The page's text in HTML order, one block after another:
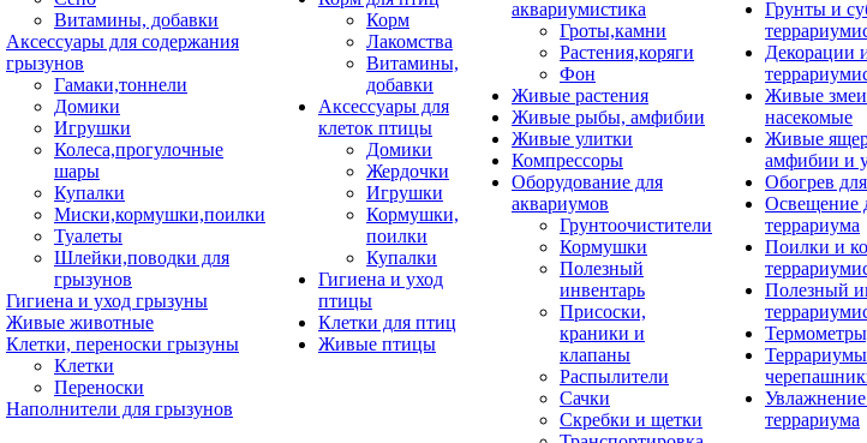
Витамины, добавки
Аксессуары для содержания
грызунов
Гамаки,тоннели
Домики
Игрушки
Колеса,прогулочные
шары
Купалки
Миски,кормушки,поилки
Туалеты
Шлейки,поводки для
грызунов
Гигиена и уход грызуны
Живые животные
Клетки, переноски грызуны
Клетки
Переноски
Наполнители для грызунов
Корм
Лакомства
Витамины,
добавки
Аксессуары для
клеток птицы
Домики
Жердочки
Игрушки
Кормушки,
поилки
Купалки
Гигиена и уход
птицы
Клетки для птиц
Живые птицы
аквариумистика
Гроты,камни
Растения,коряги
Фон
Живые растения
Живые рыбы, амфибии
Живые улитки
Компрессоры
Оборудование для
аквариумов
Грунтоочистители
Кормушки
Полезный
инвентарь
Присоски,
краники и
клапаны
Распылители
Сачки
Скребки и щетки
Грунты и
Декорации
Живые
насекомые
Живые
амфибии и
Обогрев
Освещение
террариума
Поилки и
Полезный
террариума